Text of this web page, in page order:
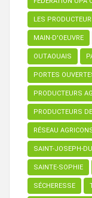
LES
MAIN-D'OEUVRE
OUTAOUAIS
PORTES
PRODUCTEURS
PRODUCTEURS
RÉSEAU
SAINT-JOSEPH-
SAINTE-SOPHIE
SÉCHERESSE